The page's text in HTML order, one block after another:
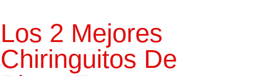
Los 2 Mejores
Chiringuitos De